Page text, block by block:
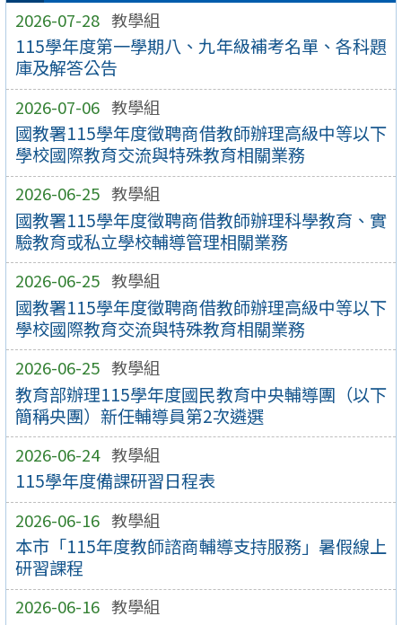
2026-07-28 教學組
115學年度第一學期八、九年級補考名單、各科題
庫及解答公告
2026-07-06 教學組
國教署115學年度徵聘商借教師辦理高級中等以下
學校國際教育交流與特殊教育相關業務
2026-06-25 教學組
國教署115學年度徵聘商借教師辦理科學教育、實
驗教育或私立學校輔導管理相關業務
2026-06-25 教學組
國教署115學年度徵聘商借教師辦理高級中等以下
學校國際教育交流與特殊教育相關業務
2026-06-25 教學組
教育部辦理115學年度國民教育中央輔導團（以下
簡稱央團）新任輔導員第2次遴選
2026-06-24 教學組
115學年度備課研習日程表
2026-06-16 教學組
本市「115年度教師諮商輔導支持服務」暑假線上
研習課程
2026-06-16 教學組